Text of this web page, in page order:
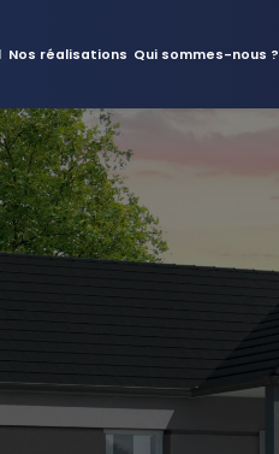
Nos réalisations Qui sommes-nous ?